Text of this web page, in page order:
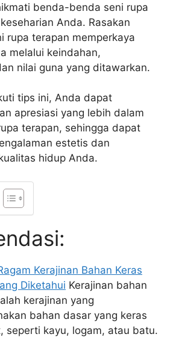
benda-benda seni rupa
Anda. Rasakan
rupa terapan memperkaya
melalui keindahan,
nilai guna yang ditawarkan.
tips ini, Anda dapat
apresiasi yang lebih dalam
terapan, sehingga dapat
estetis dan
hidup Anda.
Kerajinan Bahan Keras
Diketahui Kerajinan bahan
kerajinan yang
bahan dasar yang keras
seperti kayu, logam, atau batu.